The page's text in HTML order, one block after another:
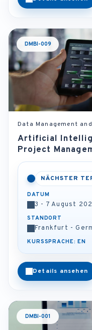
DMBI-009
Data Management
Artificial
Project
NÄCHSTER
DATUM
3 - 7 August
STANDORT
Frankfurt -
KURSSPRACHE: EN
Details ansehen
DMBI-001